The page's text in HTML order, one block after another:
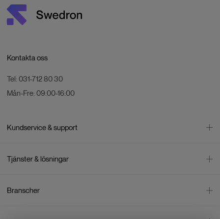
Kontakta oss
Tel: 031-712 80 30
Mån-Fre: 09:00-16:00
Kundservice & support
Leverans
Reklamation & återköp
Tjänster & lösningar
Företagsrådgivning
Branscher